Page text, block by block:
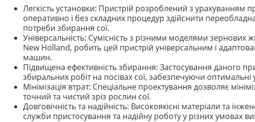
Легкість установки: Пристрій розроблений з урахуванням
оперативно і без складних процедур здійснити
потреби збирання сої.
Універсальність: Сумісність з різними моделями зернових
New Holland, робить цей пристрій універсальним і
машин.
Підвищена ефективність збирання: Застосування даного
збиральних робіт на посівах сої, забезпечуючи
Мінімізація втрат: Спеціальне проектування дозволяє
точний та чистий зріз рослин сої.
Довговічність та надійність: Високоякісні матеріали та
служби пристосування та надійну роботу у різних умовах